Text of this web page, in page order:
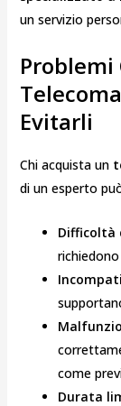
un servizio
Problemi
Evitarli
Chi acquista un
di un esperto
Difficoltà
come
Durata